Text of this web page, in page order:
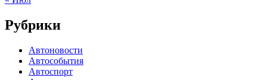
Рубрики
Автоновости
Автособытия
Автоспорт